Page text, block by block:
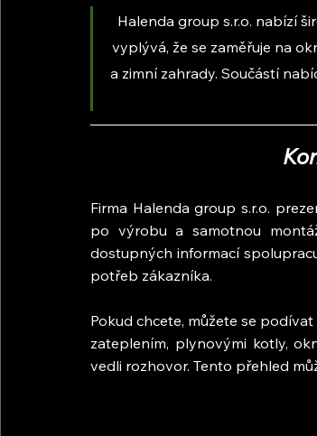
Halenda group s.r.o. nabízí
vyplývá, že se zaměřuje na
a zimní zahrady. Součástí
Firma Halenda group s.r.o.
po výrobu a samotnou
dostupných informací
potřeb zákazníka.
Pokud chcete, můžete se
zateplením, plynovými kotly,
vedli rozhovor. Tento přehled